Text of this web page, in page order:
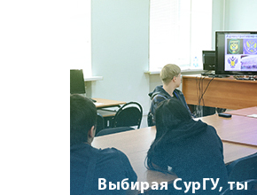
Выбирая СурГУ, ты